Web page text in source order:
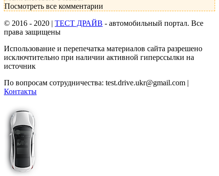
Посмотреть все комментарии
© 2016 - 2020 | ТЕСТ ДРАЙВ - автомобильный портал. Все
права защищены
Использование и перепечатка материалов сайта разрешено
исключтительно при наличии активной гиперссылки на
источник
По вопросам сотрудничества: test.drive.ukr@gmail.com |
Контакты